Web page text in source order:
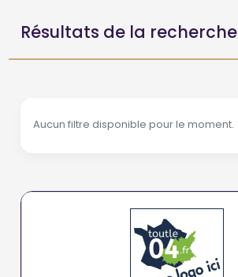
Résultats de la recherche
Aucun filtre disponible pour le moment.